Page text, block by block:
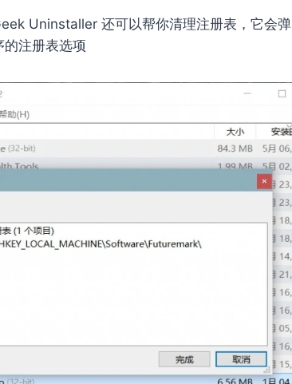
Uninstaller 还可以帮你清理注册表，它会
注册表选项